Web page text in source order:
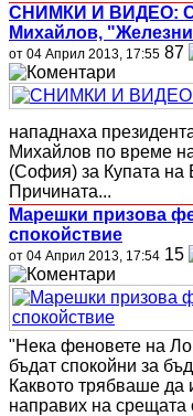
СНИМКИ И ВИДЕО:
Михайлов,
от 04 Април 2013, 17:55 87
нападнаха
Михайлов по време
(София) за Купата на
Причината...
Марешки призова
спокойствие
от 04 Април 2013, 17:54 15
"Нека феновете на
бъдат спокойни за
Каквото трябваше да
направих на срещата